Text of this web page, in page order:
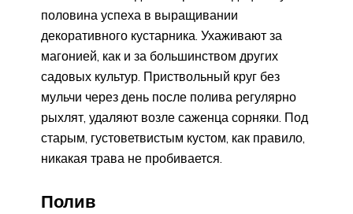
половина успеха в выращивании
декоративного кустарника. Ухаживают за
магонией, как и за большинством других
садовых культур. Приствольный круг без
мульчи через день после полива регулярно
рыхлят, удаляют возле саженца сорняки. Под
старым, густоветвистым кустом, как правило,
никакая трава не пробивается.
Полив